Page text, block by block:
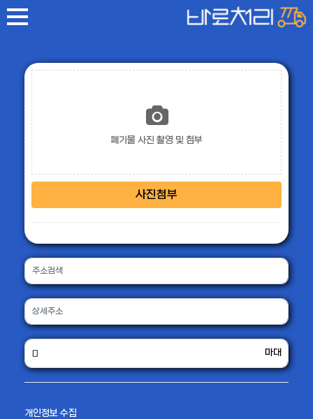
폐기물 사진 촬영 및 첨부
사진첨부
마대
개인정보 수집